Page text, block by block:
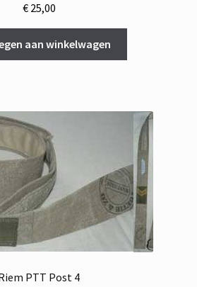
€25,00
aan winkelwagen
PTT Post 4